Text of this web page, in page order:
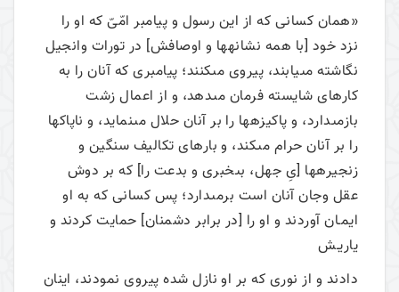
«همان كسانى كه از اين رسول و پيامبر امّیّ كه او را
نزد خود [با همه نشانه‏ها و اوصافش‏] در تورات وانجيل
نگاشته مى‏يابند، پيروى مى‏كنند؛ پيامبرى كه آنان را به
كارهاى شايسته فرمان مى‏دهد، و از اعمال زشت
بازمى‏دارد، و پاكيزه‏ها را بر آنان حلال مى‏نمايد، و ناپاك‏ها
را بر آنان حرام مى‏كند، و بارهاى تكاليف سنگين و
زنجيره‏ها [ىِ جهل، بى‏خبرى و بدعت را] كه بر دوش
عقل وجان آنان است برمى‏دارد؛ پس كسانى كه به او
ايمـان آوردند و او را [در برابر دشمنان‏] حمايت كردند و
ياريـش
دادند و از نورى كه بر او نازل شده پيروى نمودند، اينان